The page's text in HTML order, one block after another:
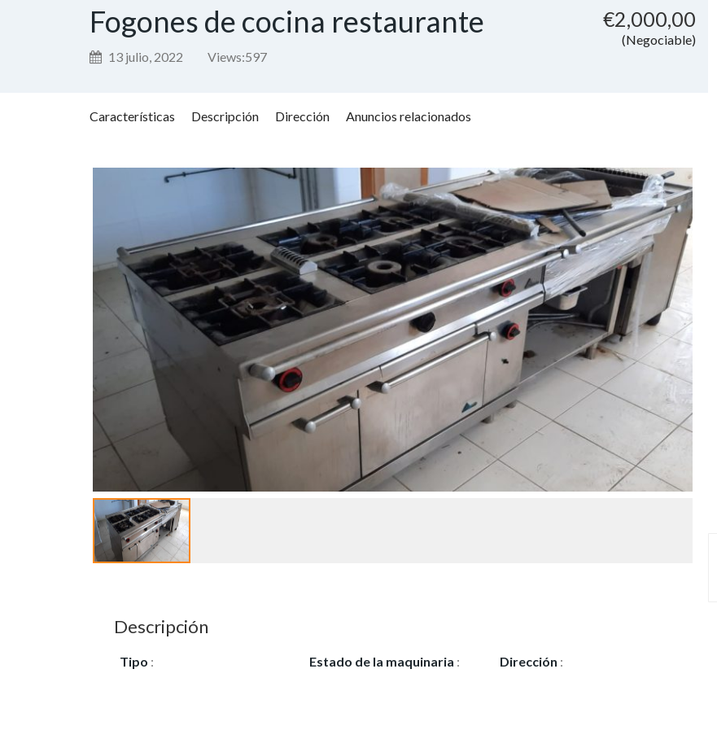
Fogones de cocina restaurante
13 julio, 2022 Views:597
€2,000,00
(Negociable)
Características Descripción Dirección Anuncios relacionados
Descripción
Tipo : Estado de la maquinaria :
Dirección :